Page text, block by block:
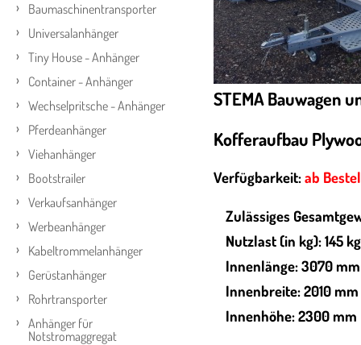
Baumaschinentransporter
Universalanhänger
Tiny House - Anhänger
Container - Anhänger
Wechselpritsche - Anhänger
Pferdeanhänger
Viehanhänger
Bootstrailer
Verkaufsanhänger
Werbeanhänger
Kabeltrommelanhänger
Gerüstanhänger
Rohrtransporter
Anhänger für
Notstromaggregat
STEMA Bauwagen
Kofferaufbau
Verfügbarkeit:ab
Zulässiges
Nutzlast (in kg): 145 kg
Innenlänge: 3070 mm
Innenbreite: 2010 mm
Innenhöhe: 2300 mm